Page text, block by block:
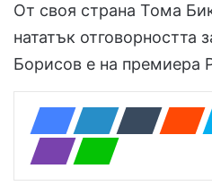
От своя страна Тома
нататък отговорността
Борисов е на премиера